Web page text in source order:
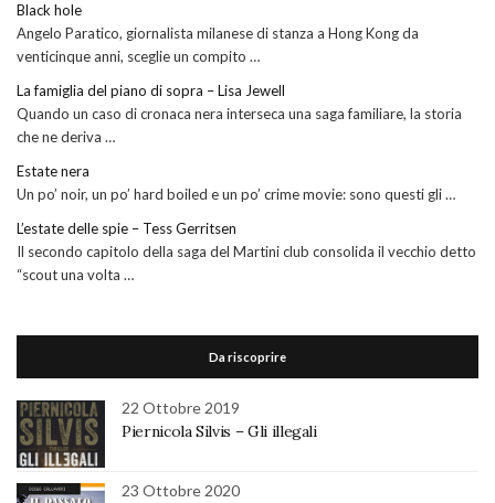
Black hole
Angelo Paratico, giornalista milanese di stanza a Hong Kong da
venticinque anni, sceglie un compito …
La famiglia del piano di sopra – Lisa Jewell
Quando un caso di cronaca nera interseca una saga familiare, la storia
che ne deriva …
Estate nera
Un po’ noir, un po’ hard boiled e un po’ crime movie: sono questi gli …
L’estate delle spie – Tess Gerritsen
Il secondo capitolo della saga del Martini club consolida il vecchio detto
“scout una volta …
Da riscoprire
22 Ottobre 2019
Piernicola Silvis – Gli illegali
23 Ottobre 2020